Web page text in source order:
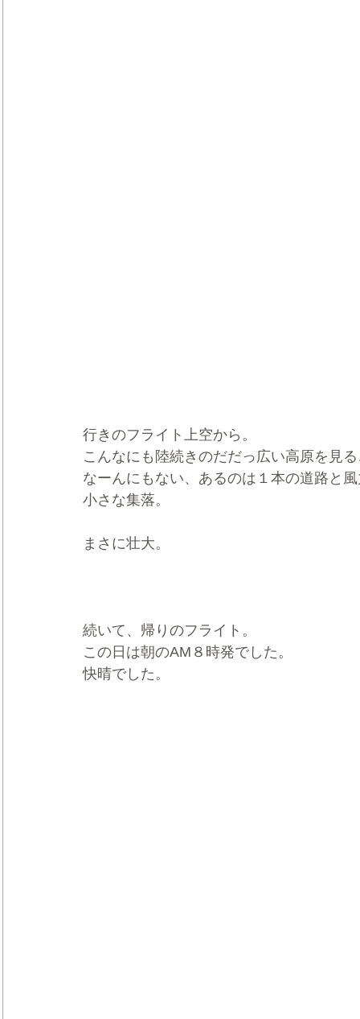
行きのフライト上空から。
こんなにも陸続きのだだっ広い高原を見
なーんにもない、あるのは１本の道路と
小さな集落。
まさに壮大。
続いて、帰りのフライト。
この日は朝のAM８時発でした。
快晴でした。